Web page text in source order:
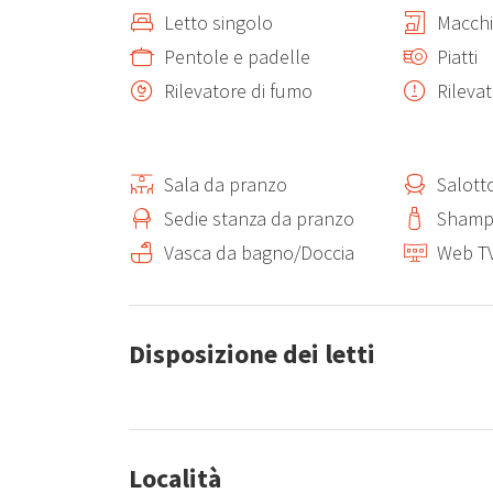
* Lavatrice
* Macchina da caffè
* Tostapane
* Bollitore
Il soggiorno dispone di un comodo divano e di una
Per garantire il massimo comfort durante tutto
Completano la dotazione:
* Finestre con doppi vetri per un eccellente
Letto singolo
Pentole e padelle
Piatti
Rilevatore di fumo
Sala da pranzo
Sedie stanza da pranzo
Vasca da bagno/Doccia
Web
Disposizione dei letti
Località